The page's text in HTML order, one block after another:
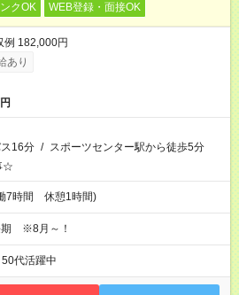
クOK WEB登録・面接OK
182,000円
あり
16分 / スポーツセンター駅から徒歩5分
☆
7時間 休憩1時間)
期 ※8月～！
代活躍中